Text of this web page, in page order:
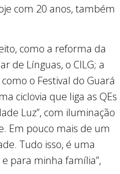
com 20 anos, também
como a reforma da
de Línguas, o CILG; a
o Festival do Guará
ciclovia que liga as QEs
Luz”, com iluminação
Em pouco mais de um
Tudo isso, é uma
para minha família”,